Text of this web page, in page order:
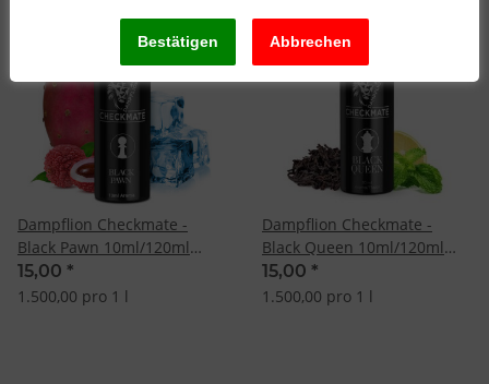
Dampflion Checkmate -
Black Pawn 10ml/120ml
Longfill Aroma
15,00 *
1.500,00 pro 1 l
Dampflion Checkmate -
Black Queen 10ml/120ml
Longfill-Aroma
15,00 *
1.500,00 pro 1 l